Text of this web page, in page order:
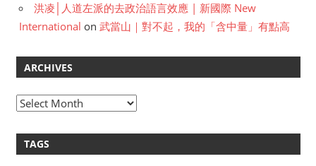
洪凌│人道左派的去政治語言效應 | 新國際 New
International on 武當山｜對不起，我的「含中量」有點高
ARCHIVES
A
h
TAGS